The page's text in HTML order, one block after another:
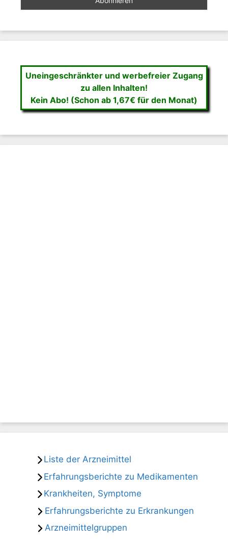
Uneingeschränkter und werbefreier Zugang
zu allen Inhalten!
Kein Abo! (Schon ab 1,67€ für den Monat)
Liste der Arzneimittel
Erfahrungsberichte zu Medikamenten
Krankheiten, Symptome
Erfahrungsberichte zu Erkrankungen
Arzneimittelgruppen